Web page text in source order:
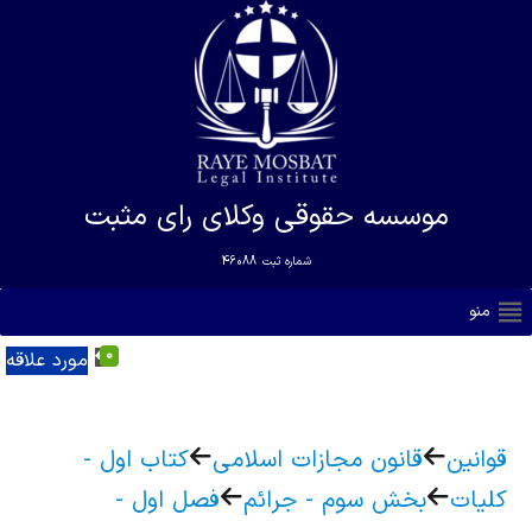
موسسه حقوقی وکلای رای مثبت
شماره ثبت 46088
منو
مورد علاقه 0
قوانین قانون مجازات اسلامی
کتاب اول -
کلیات
بخش سوم - جرائم
فصل اول -